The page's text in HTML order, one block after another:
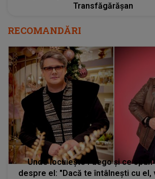
Transfăgărășan
RECOMANDĂRI
Unde locuiește Fuego și ce spun
despre el: "Dacă te întâlnești cu el,